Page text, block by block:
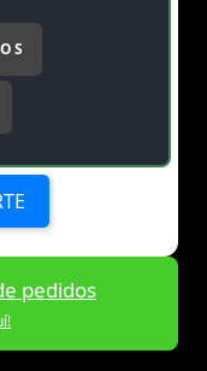
pedidos